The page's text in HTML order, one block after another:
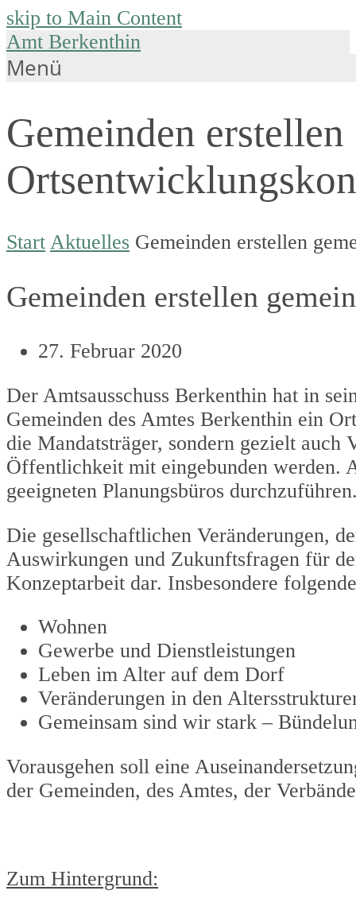
skip to Main Content
Amt Berkenthin
Menü
Gemeinden erstellen
Start Aktuelles Gemeinden erstellen
Gemeinden erstellen
27. Februar 2020
Der Amtsausschuss Berkenthin hat in
Gemeinden des Amtes Berkenthin ein
die Mandatsträger, sondern gezielt auch
Öffentlichkeit mit eingebunden werden.
geeigneten Planungsbüros
Die gesellschaftlichen Veränderungen,
Auswirkungen und Zukunftsfragen für
Konzeptarbeit dar. Insbesondere
Wohnen
Gewerbe und Dienstleistungen
Leben im Alter auf dem Dorf
Veränderungen in den
Gemeinsam sind wir stark –
Vorausgehen soll eine
der Gemeinden, des Amtes, der
Zum Hintergrund: